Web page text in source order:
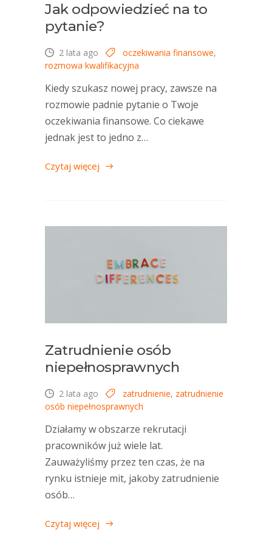
Jak odpowiedzieć na to
pytanie?
2 lata ago oczekiwania finansowe,
rozmowa kwalifikacyjna
Kiedy szukasz nowej pracy, zawsze na
rozmowie padnie pytanie o Twoje
oczekiwania finansowe. Co ciekawe
jednak jest to jedno z…
Czytaj więcej
Zatrudnienie osób
niepełnosprawnych
2 lata ago zatrudnienie, zatrudnienie
osób niepełnosprawnych
Działamy w obszarze rekrutacji
pracowników już wiele lat.
Zauważyliśmy przez ten czas, że na
rynku istnieje mit, jakoby zatrudnienie
osób…
Czytaj więcej